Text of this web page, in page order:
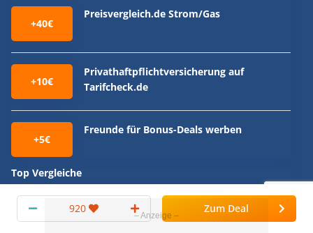
920 Zum Deal
+40€
Preisvergleich.de Strom/Gas
+10€
Privathaftpflichtversicherung auf
Tarifcheck.de
+5€
Freunde für Bonus-Deals werben
Top Vergleiche
GRATIS testen dank Geld-Zurück-Aktion: Valess, Axe Deo,
WC-Ente uvm. (Juli 2026)